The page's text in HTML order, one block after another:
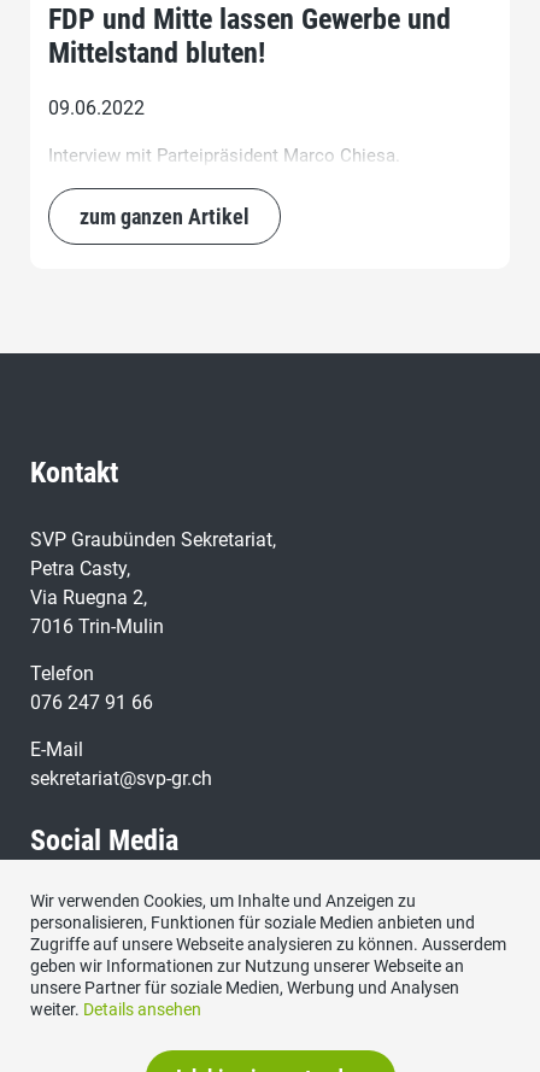
FDP und Mitte lassen Gewerbe und
Mittelstand bluten!
09.06.2022
Interview mit Parteipräsident Marco Chiesa.
zum ganzen Artikel
Kontakt
SVP Graubünden Sekretariat,
Petra Casty,
Via Ruegna 2,
7016 Trin-Mulin
Telefon
076 247 91 66
E-Mail
sekretariat@svp-gr.ch
Social Media
Besuchen Sie uns bei:
Wir verwenden Cookies, um Inhalte und Anzeigen zu
personalisieren, Funktionen für soziale Medien anbieten und
Zugriffe auf unsere Webseite analysieren zu können. Ausserdem
geben wir Informationen zur Nutzung unserer Webseite an
unsere Partner für soziale Medien, Werbung und Analysen
weiter. Details ansehen